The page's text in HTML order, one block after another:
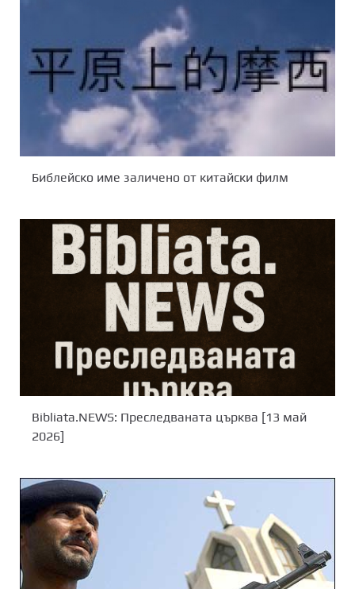
Библейско име заличено от китайски филм
Bibliata.NEWS: Преследваната църква [13 май
2026]